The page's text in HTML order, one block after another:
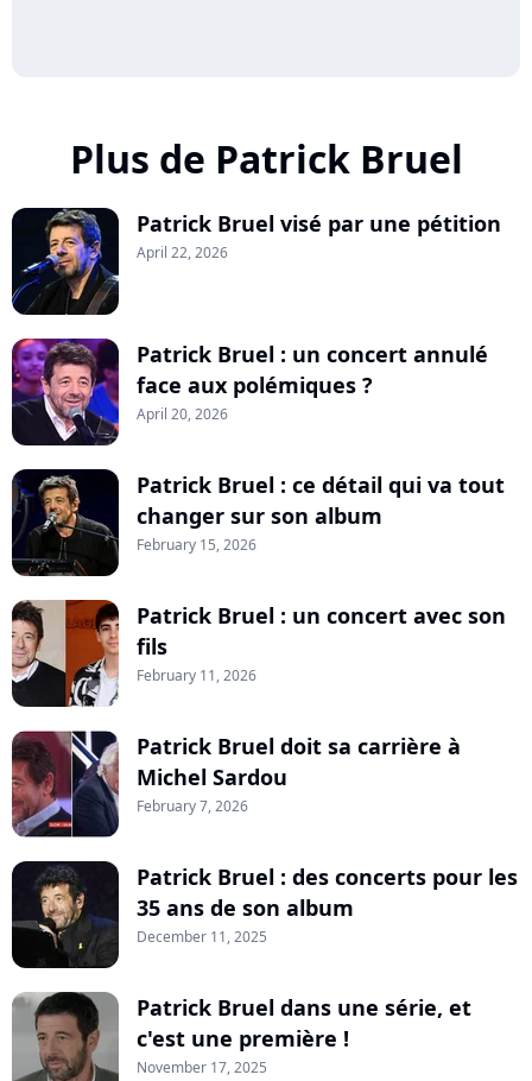
Plus de Patrick Bruel
Patrick Bruel visé par une pétition
April 22, 2026
Patrick Bruel : un concert annulé
face aux polémiques ?
April 20, 2026
Patrick Bruel : ce détail qui va tout
changer sur son album
February 15, 2026
Patrick Bruel : un concert avec son
fils
February 11, 2026
Patrick Bruel doit sa carrière à
Michel Sardou
February 7, 2026
Patrick Bruel : des concerts pour les
35 ans de son album
December 11, 2025
Patrick Bruel dans une série, et
c'est une première !
November 17, 2025